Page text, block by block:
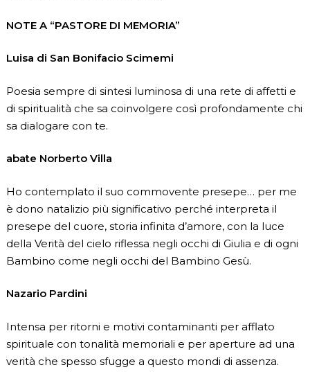
NOTE A “PASTORE DI MEMORIA”
Luisa di San Bonifacio Scimemi
Poesia sempre di sintesi luminosa di una rete di affetti e
di spiritualità che sa coinvolgere così profondamente chi
sa dialogare con te.
abate Norberto Villa
Ho contemplato il suo commovente presepe… per me
è dono natalizio più significativo perché interpreta il
presepe del cuore, storia infinita d’amore, con la luce
della Verità del cielo riflessa negli occhi di Giulia e di ogni
Bambino come negli occhi del Bambino Gesù.
Nazario Pardini
Intensa per ritorni e motivi contaminanti per afflato
spirituale con tonalità memoriali e per aperture ad una
verità che spesso sfugge a questo mondi di assenza.